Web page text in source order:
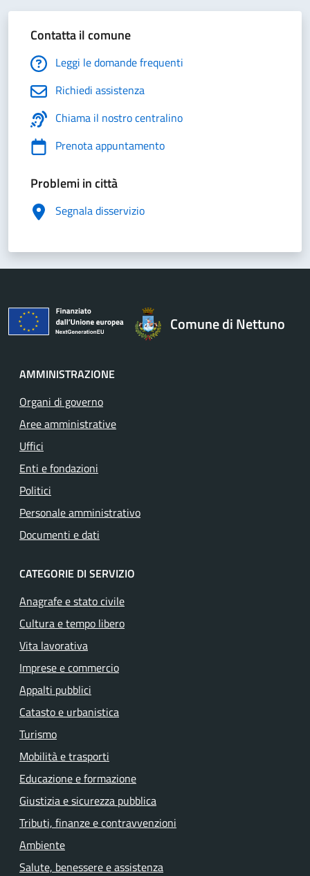
Contatta il comune
Leggi le domande frequenti
Richiedi assistenza
Chiama il nostro centralino
Prenota appuntamento
Problemi in città
Segnala disservizio
Comune di Nettuno
AMMINISTRAZIONE
Organi di governo
Aree amministrative
Uffici
Enti e fondazioni
Politici
Personale amministrativo
Documenti e dati
CATEGORIE DI SERVIZIO
Anagrafe e stato civile
Cultura e tempo libero
Vita lavorativa
Imprese e commercio
Appalti pubblici
Catasto e urbanistica
Turismo
Mobilità e trasporti
Educazione e formazione
Giustizia e sicurezza pubblica
Tributi, finanze e contravvenzioni
Ambiente
Salute, benessere e assistenza